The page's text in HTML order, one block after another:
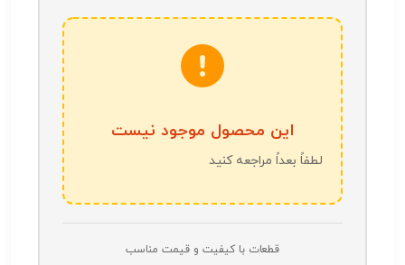
این محصول موجود نیست
لطفاً بعداً مراجعه کنید
قطعات با کیفیت و قیمت مناسب